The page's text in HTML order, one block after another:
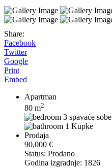
Share:
Facebook
Twitter
Google
Print
Embed
Apartman
80 m2
3 spavaće sobe
1 Kupke
Prodaja
90,000 €
Status: Prodano
Godina izgradnje: 1826